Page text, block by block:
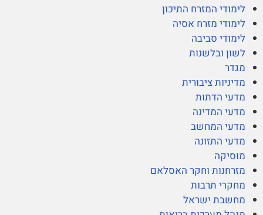
לימודי המזרח התיכון
לימודי מזרח אסיה
לימודי סביבה
לשון ובלשנות
מגדר
מדיניות ציבורית
מדעי הדתות
מדעי המדינה
מדעי המחשב
מדעי התזונה
מוסיקה
מזרחנות וחקר האסלאם
מחקרי תרבות
מחשבת ישראל